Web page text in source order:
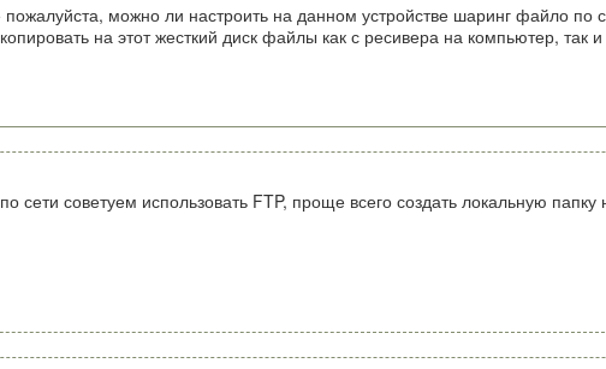
можно ли настроить на данном устройстве шаринг файло по
на этот жесткий диск файлы как с ресивера на компьютер,
сети советуем использовать FTP, проще всего создать локальную